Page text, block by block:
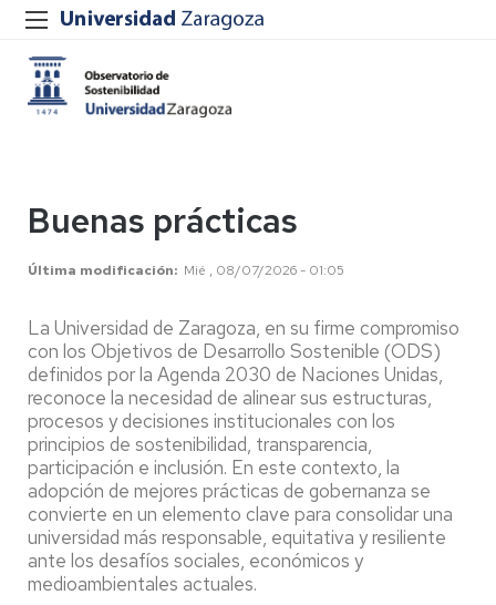
Buenas prácticas
Última modificación Mié , 08/07/2026 - 01:05
La Universidad de Zaragoza, en su firme compromiso
con los Objetivos de Desarrollo Sostenible (ODS)
definidos por la Agenda 2030 de Naciones Unidas,
reconoce la necesidad de alinear sus estructuras,
procesos y decisiones institucionales con los
principios de sostenibilidad, transparencia,
participación e inclusión. En este contexto, la
adopción de mejores prácticas de gobernanza se
convierte en un elemento clave para consolidar una
universidad más responsable, equitativa y resiliente
ante los desafíos sociales, económicos y
medioambientales actuales.